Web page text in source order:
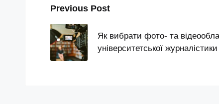
Post
navigation
Previous Post
Як вибрати фото- та
університетської журналістики